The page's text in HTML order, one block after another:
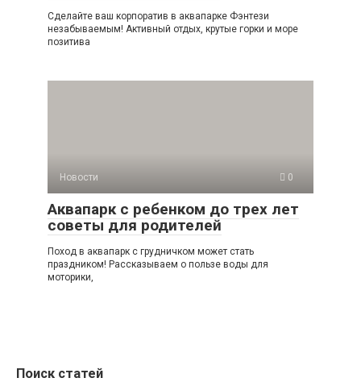
Сделайте ваш корпоратив в аквапарке Фэнтези
незабываемым! Активный отдых, крутые горки и море
позитива
Новости 0
Аквапарк с ребенком до трех лет
советы для родителей
Поход в аквапарк с грудничком может стать
праздником! Рассказываем о пользе воды для
моторики,
Поиск статей